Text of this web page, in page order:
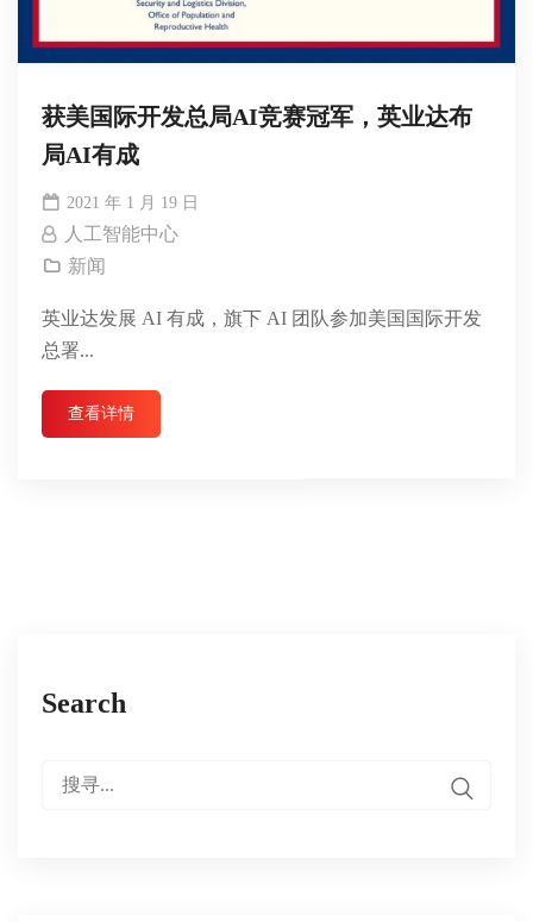
获美国际开发总局AI竞赛冠军，英业达布
局AI有成
2021 年 1 月 19 日
人工智能中心
新闻
英业达发展 AI 有成，旗下 AI 团队参加美国国际开发
总署...
查看详情
Search